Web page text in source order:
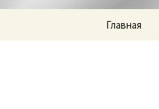
Перейти
Главная